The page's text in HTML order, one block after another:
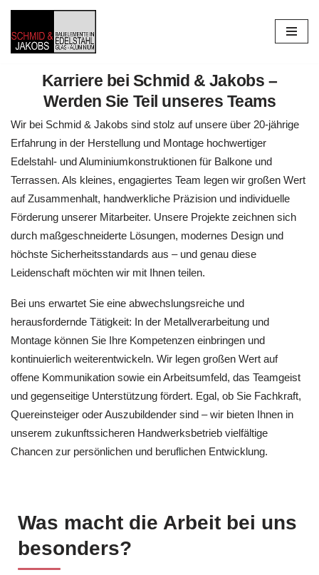
Zum
Inhalt
springenKarriere bei Schmid & Jakobs –
Werden Sie Teil unseres Teams
Wir bei Schmid & Jakobs sind stolz auf unsere über 20-jährige
Erfahrung in der Herstellung und Montage hochwertiger
Edelstahl- und Aluminiumkonstruktionen für Balkone und
Terrassen. Als kleines, engagiertes Team legen wir großen Wert
auf Zusammenhalt, handwerkliche Präzision und individuelle
Förderung unserer Mitarbeiter. Unsere Projekte zeichnen sich
durch maßgeschneiderte Lösungen, modernes Design und
höchste Sicherheitsstandards aus – und genau diese
Leidenschaft möchten wir mit Ihnen teilen.
Bei uns erwartet Sie eine abwechslungsreiche und
herausfordernde Tätigkeit: In der Metallverarbeitung und
Montage können Sie Ihre Kompetenzen einbringen und
kontinuierlich weiterentwickeln. Wir legen großen Wert auf
offene Kommunikation sowie ein Arbeitsumfeld, das Teamgeist
und gegenseitige Unterstützung fördert. Egal, ob Sie Fachkraft,
Quereinsteiger oder Auszubildender sind – wir bieten Ihnen in
unserem zukunftssicheren Handwerksbetrieb vielfältige
Chancen zur persönlichen und beruflichen Entwicklung.
Was macht die Arbeit bei uns
besonders?